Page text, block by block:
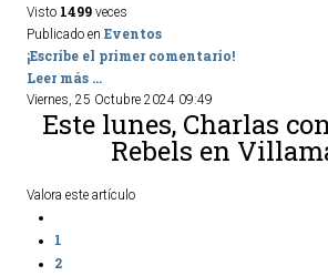
Visto 1499 veces
Publicado en Eventos
¡Escribe el primer comentario!
Leer más ...
Viernes, 25 Octubre 2024 09:49
Este lunes, Charlas
Rebels en
Valora este artículo
1
2